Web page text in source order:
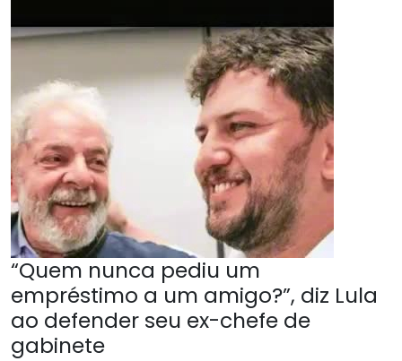
“Quem nunca pediu um
empréstimo a um amigo?”, diz Lula
ao defender seu ex-chefe de
gabinete